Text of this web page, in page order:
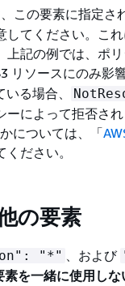
この要素に指定さ
してください。こ
記の例では、ポ
リソースにのみ影響
る場合、
ーによって拒否さ
については、「
ください。
の要素
"*" 、および
素を一緒に使用し